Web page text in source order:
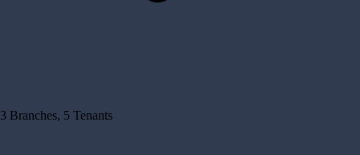
3 Branches, 5 Tenants